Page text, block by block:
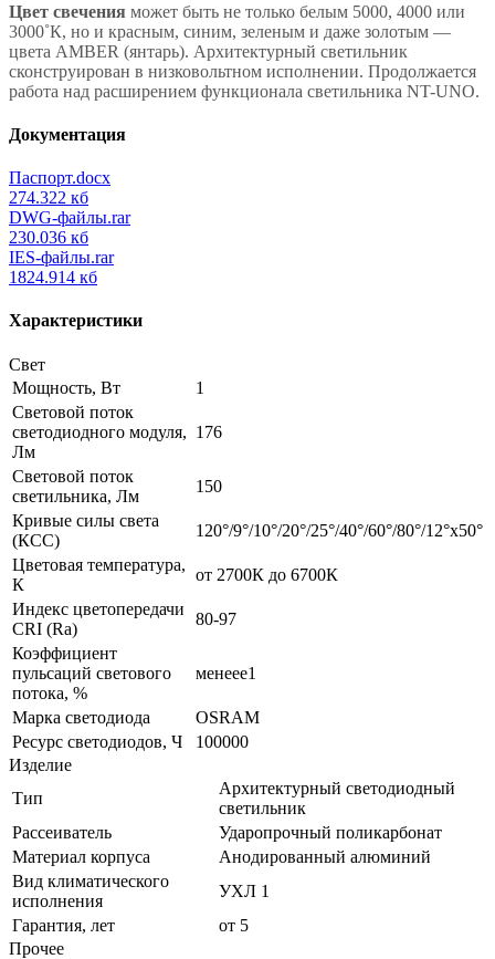
Цвет свечения может быть не только белым 5000, 4000 или
3000˚К, но и красным, синим, зеленым и даже золотым —
цвета AMBER (янтарь). Архитектурный светильник
сконструирован в низковольтном исполнении. Продолжается
работа над расширением функционала светильника NT-UNO.
Документация
Паспорт.docx
274.322 кб
DWG-файлы.rar
230.036 кб
IES-файлы.rar
1824.914 кб
Характеристики
Свет
Мощность, Вт
1
Световой поток
светодиодного модуля,
Лм
176
Световой поток
светильника, Лм
150
Кривые силы света
(КСС)
120°/9°/10°/20°/25°/40°/60°/80°/12°х50°
Цветовая температура,
К
от 2700К до 6700К
Индекс цветопередачи
CRI (Ra)
80-97
Коэффициент
пульсаций светового
потока, %
менеее1
Марка светодиода
OSRAM
Ресурс светодиодов, Ч
100000
Изделие
Тип
Архитектурный светодиодный
светильник
Рассеиватель
Ударопрочный поликарбонат
Материал корпуса
Анодированный алюминий
Вид климатического
исполнения
УХЛ 1
Гарантия, лет
от 5
Прочее